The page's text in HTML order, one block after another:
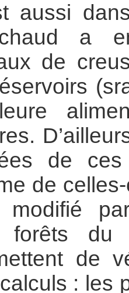
aussi
a
de
de
de
modifié
forêts du
de
: les